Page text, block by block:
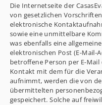
Die Internetseite der
von gesetzlichen
elektronische
sowie eine unmittelbare
was ebenfalls eine
elektronischen Post (E-Mail-
betroffene Person per E-
Kontakt mit dem für die
aufnimmt, werden die von
übermittelten
gespeichert. Solche auf